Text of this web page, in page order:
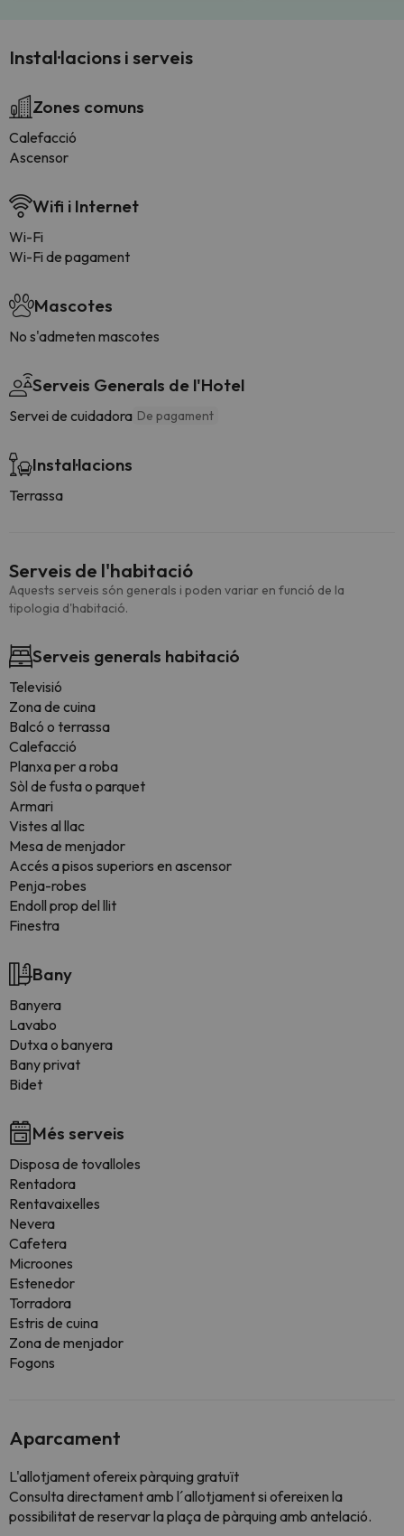
Instal·lacions i serveis
Zones comuns
Calefacció
Ascensor
Wifi i Internet
Wi-Fi
Wi-Fi de pagament
Mascotes
No s'admeten mascotes
Serveis Generals de l'Hotel
Servei de cuidadora De pagament
Instal·lacions
Terrassa
Serveis de l'habitació
Aquests serveis són generals i poden variar en funció de la
tipologia d'habitació.
Serveis generals habitació
Televisió
Zona de cuina
Balcó o terrassa
Calefacció
Planxa per a roba
Sòl de fusta o parquet
Armari
Vistes al llac
Mesa de menjador
Accés a pisos superiors en ascensor
Penja-robes
Endoll prop del llit
Finestra
Bany
Banyera
Lavabo
Dutxa o banyera
Bany privat
Bidet
Més serveis
Disposa de tovalloles
Rentadora
Rentavaixelles
Nevera
Cafetera
Microones
Estenedor
Torradora
Estris de cuina
Zona de menjador
Fogons
Aparcament
L'allotjament ofereix pàrquing gratuït
Consulta directament amb l´allotjament si ofereixen la
possibilitat de reservar la plaça de pàrquing amb antelació.